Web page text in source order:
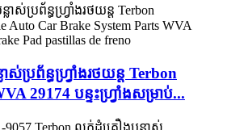
ាស់ប្រព័ន្ធហ្វ្រាំងរថយន្ត Terbon
29174 បន្ទះហ្វ្រាំងសម្រាប់...